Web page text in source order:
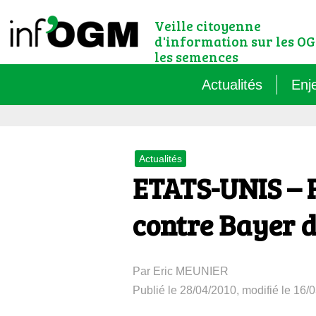
Veille citoyenne
d'information sur les
les semences
Actualités
Actualités
ETATS-UNIS
contre Bayer
Par Eric MEUNIER
Publié le 28/04/2010, modifié le 16/